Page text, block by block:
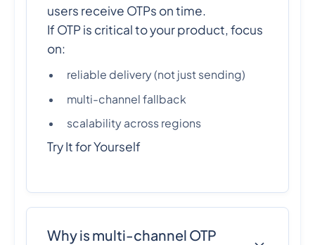
users receive OTPs on time.
If OTP is critical to your product, focus
on:
reliable delivery (not just sending)
multi-channel fallback
scalability across regions
Try It for Yourself
Why is multi-channel OTP